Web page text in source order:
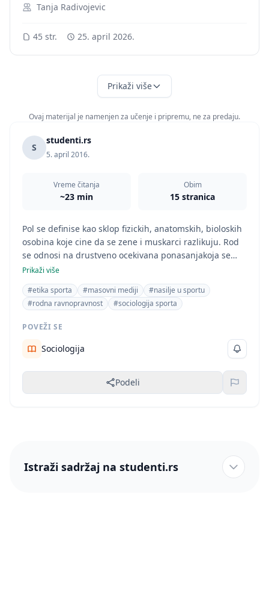
Tanja Radivojevic
45 str. 25. april 2026.
Prikaži više
Ovaj materijal je namenjen za učenje i pripremu, ne za predaju.
S
studenti.rs
5. april 2016.
Vreme čitanja
~23 min
Obim
15 stranica
Pol se definise kao sklop fizickih, anatomskih, bioloskih
osobina koje cine da se zene i muskarci razlikuju. Rod
se odnosi na drustveno ocekivana ponasanjakoja se
smatraju prikladna za pripadnike polova. Rodni
predrasudi se odnose na saznanja, i spremnosti na
akciju u odnosu na osobe odredjenog pola, Najcesce se
svode na nekim negativnim saznanjima, osecanjima i
ponasanjima.
Prikaži više
#etika sporta
#masovni mediji
#nasilje u sportu
#rodna ravnopravnost
#sociologija sporta
POVEŽI SE
Sociologija
Podeli
Istraži sadržaj na studenti.rs